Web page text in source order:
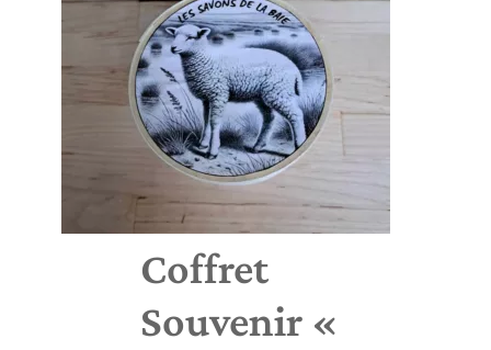
Coffret
Souvenir «